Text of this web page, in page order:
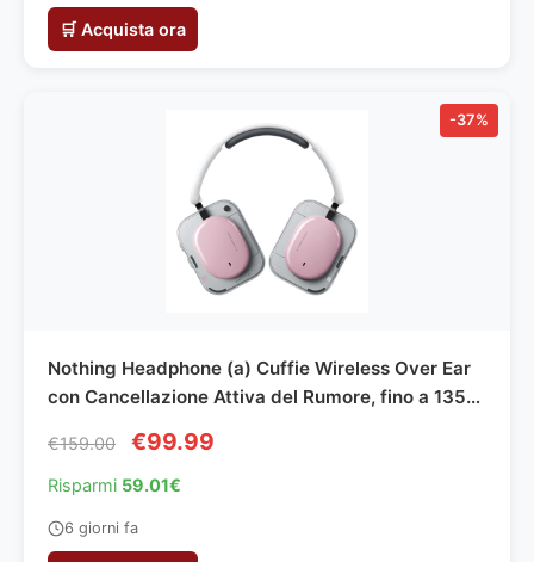
🛒 Acquista ora
-37%
Nothing Headphone (a) Cuffie Wireless Over Ear
con Cancellazione Attiva del Rumore, fino a 135h
– Rosa
€159.00 €99.99
Risparmi 59.01€
6 giorni fa